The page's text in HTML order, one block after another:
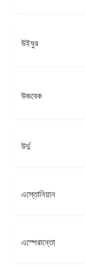
উইঘুর
উজবেক
উর্দু
এস্তোনিয়ান
এস্পেরান্তো